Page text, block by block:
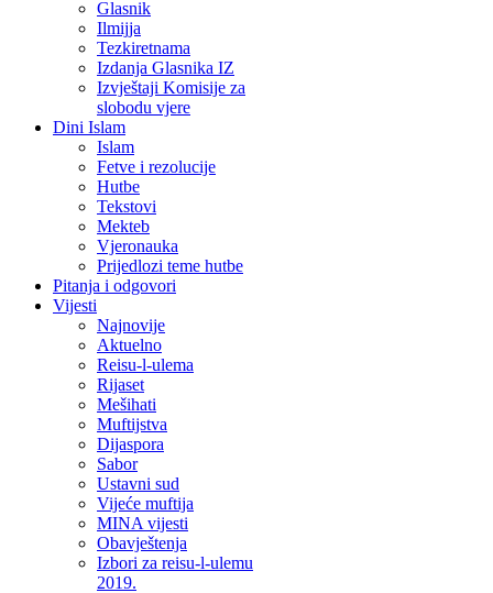
Glasnik
Ilmijja
Tezkiretnama
Izdanja Glasnika IZ
Izvještaji Komisije za
slobodu vjere
Dini Islam
Islam
Fetve i rezolucije
Hutbe
Tekstovi
Mekteb
Vjeronauka
Prijedlozi teme hutbe
Pitanja i odgovori
Vijesti
Najnovije
Aktuelno
Reisu-l-ulema
Rijaset
Mešihati
Muftijstva
Dijaspora
Sabor
Ustavni sud
Vijeće muftija
MINA vijesti
Obavještenja
Izbori za reisu-l-ulemu
2019.